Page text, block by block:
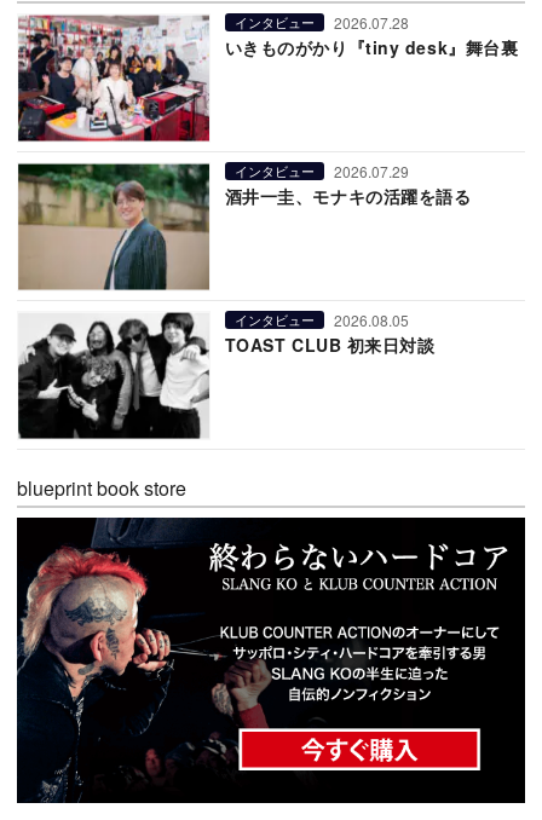
インタビュー 2026.07.28
いきものがかり『tiny desk』舞台裏
インタビュー 2026.07.29
酒井一圭、モナキの活躍を語る
インタビュー 2026.08.05
TOAST CLUB 初来日対談
blueprint book store